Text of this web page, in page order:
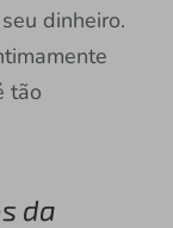
dinheiro.
tão
da